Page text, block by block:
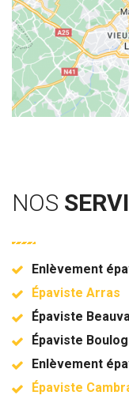
NOS
Enlèvement
Épaviste Arras
Épaviste
Épaviste
Enlèvement
Épaviste